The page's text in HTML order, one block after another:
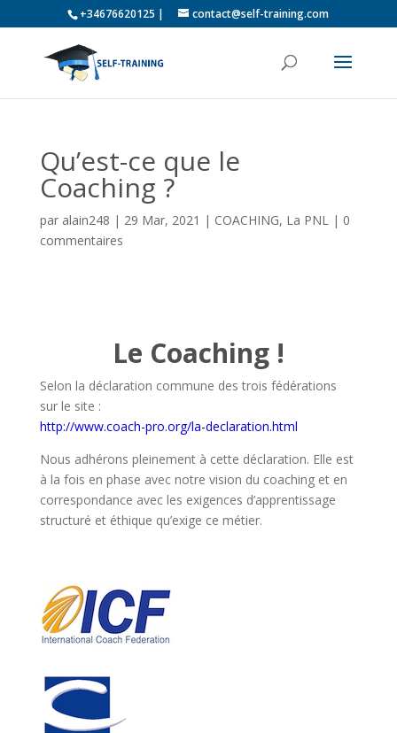
+34676620125 | contact@self-training.com
Qu’est-ce que le
Coaching ?
par alain248 | 29 Mar, 2021 | COACHING, La PNL| 0
commentaires
Le Coaching !
Selon la déclaration commune des trois fédérations
sur le site :
http://www.coach-pro.org/la-declaration.html
Nous adhérons pleinement à cette déclaration. Elle est
à la fois en phase avec notre vision du coaching et en
correspondance avec les exigences d’apprentissage
structuré et éthique qu’exige ce métier.